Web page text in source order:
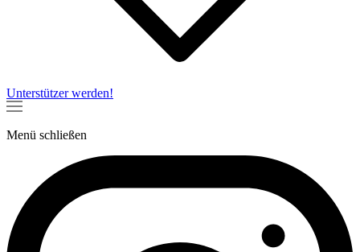
Unterstützer werden!
Menü schließen